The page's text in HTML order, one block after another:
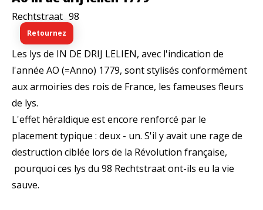
Rechtstraat 98
Retournez
Les lys de IN DE DRIJ LELIEN, avec l'indication de
l'année AO (=Anno) 1779, sont stylisés conformément
aux armoiries des rois de France, les fameuses fleurs
de lys.
L'effet héraldique est encore renforcé par le
placement typique : deux - un. S'il y avait une rage de
destruction ciblée lors de la Révolution française,
pourquoi ces lys du 98 Rechtstraat ont-ils eu la vie
sauve.